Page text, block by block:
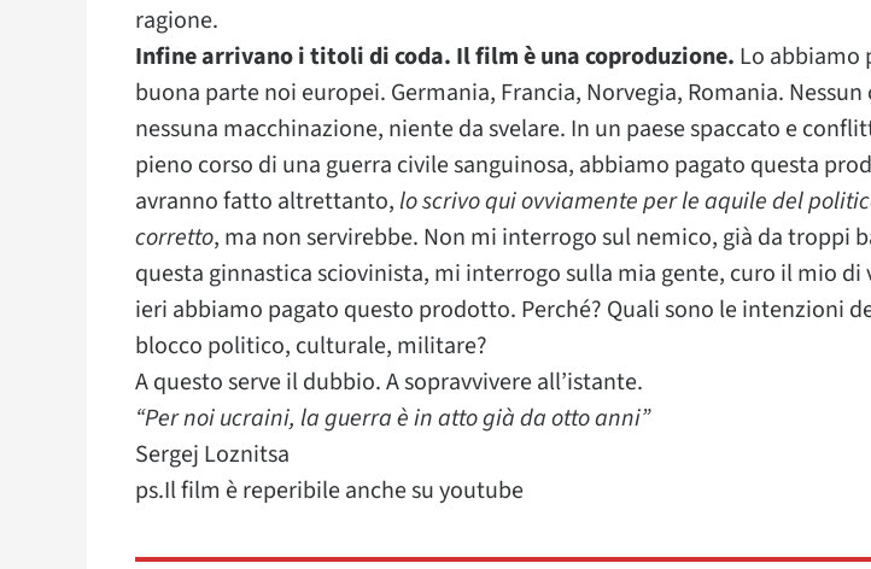
ragione.
Infine arrivano i titoli di coda. Il film è una coproduzione. Lo abbiamo
buona parte noi europei. Germania, Francia, Norvegia, Romania.
nessuna macchinazione, niente da svelare. In un paese spaccato e
pieno corso di una guerra civile sanguinosa, abbiamo pagato questa
avranno fatto altrettanto, lo scrivo qui ovviamente per le aquile del
corretto, ma non servirebbe. Non mi interrogo sul nemico, già da troppi
questa ginnastica sciovinista, mi interrogo sulla mia gente, curo il mio di
ieri abbiamo pagato questo prodotto. Perché? Quali sono le intenzioni
blocco politico, culturale, militare?
A questo serve il dubbio. A sopravvivere all’istante.
“Per noi ucraini, la guerra è in atto già da otto anni”
Sergej Loznitsa
ps.Il film è reperibile anche su youtube